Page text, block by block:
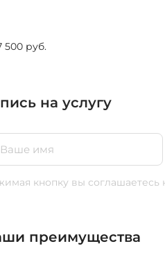
500 руб.
на услугу
кнопку вы соглашаетесь
преимущества